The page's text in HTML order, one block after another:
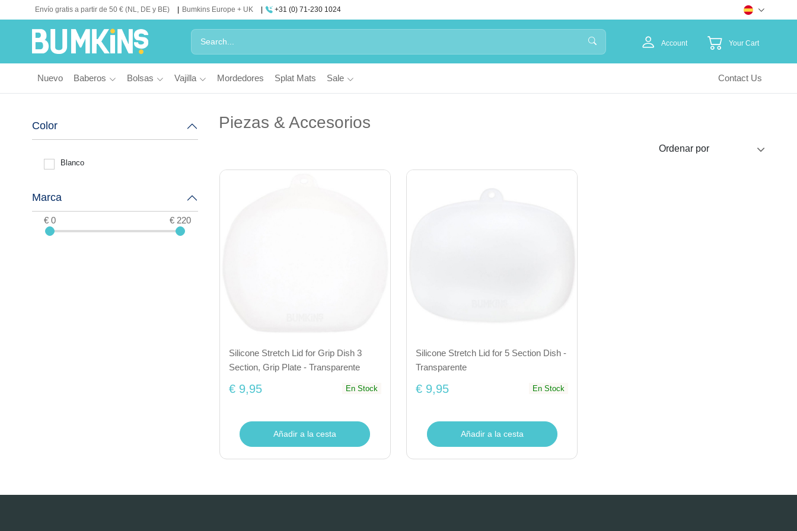
Envío gratis a partir de 50 € (NL, DE y BE) Bumkins Europe + UK +31 (0) 71-230 1024
Account Your Cart
Nuevo Baberos Bolsas Vajilla Mordedores Splat Mats Sale Contact Us
Color
Blanco
Marca
€ 0 € 220
Piezas & Accesorios
Silicone Stretch Lid for Grip Dish 3
Section, Grip Plate - Transparente
€ 9,95 En Stock
Añadir a la cesta
Silicone Stretch Lid for 5 Section Dish -
Transparente
€ 9,95 En Stock
Añadir a la cesta